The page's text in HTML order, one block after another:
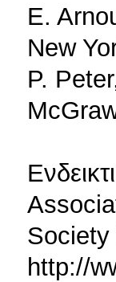
E.
New
P.
http://